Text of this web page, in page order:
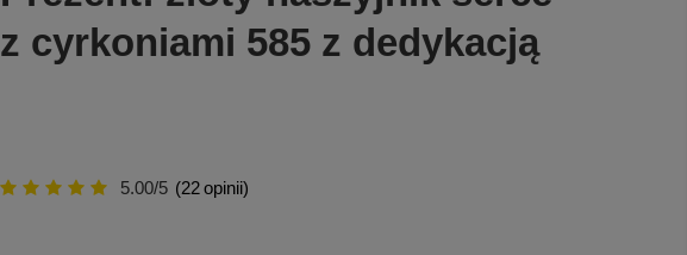
z cyrkoniami 585 z dedykacją
5.00/5 (22opinii)